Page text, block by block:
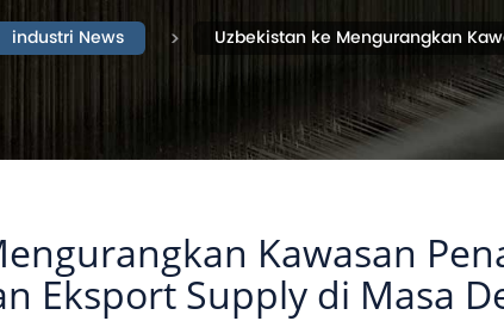
industri News Uzbekistan ke Mengurangkan
Kawasan
Eksport Supply di Masa